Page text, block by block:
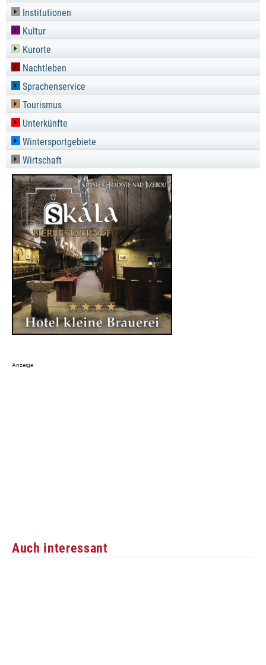
Institutionen
Kultur
Kurorte
Nachtleben
Sprachenservice
Tourismus
Unterkünfte
Wintersportgebiete
Wirtschaft
Auch interessant